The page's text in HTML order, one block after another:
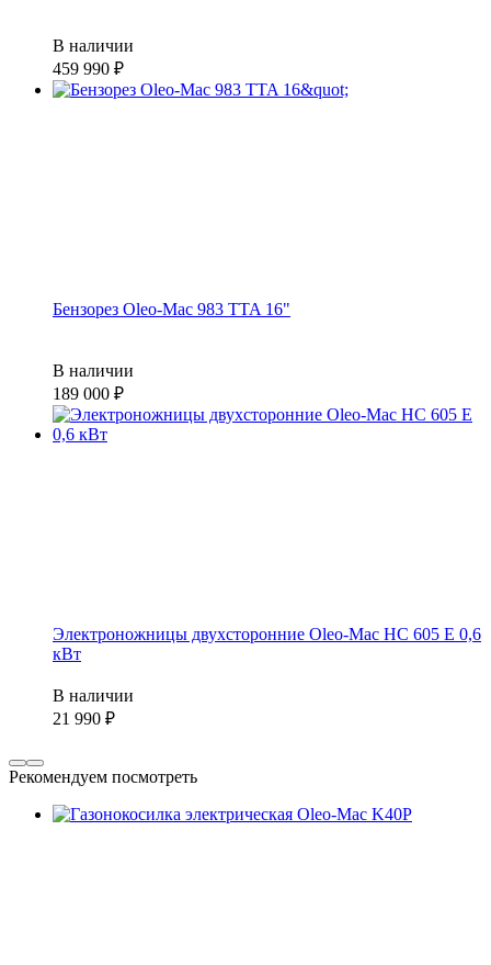
В наличии
459 990
Бензорез Oleo-Mac 983 TTA 16"
В наличии
189 000
Электроножницы двухсторонние Oleo-Mac HC 605 E 0,6
кВт
В наличии
21 990
Рекомендуем посмотреть